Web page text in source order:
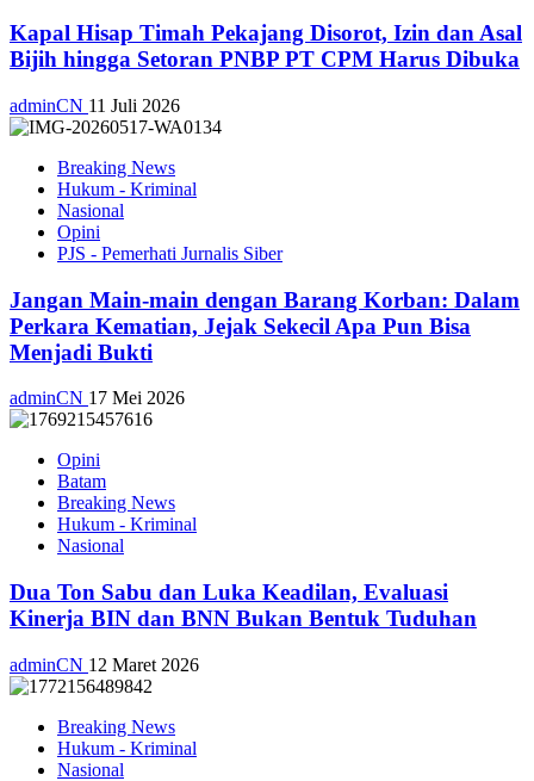
Kapal Hisap Timah Pekajang Disorot, Izin dan Asal
Bijih hingga Setoran PNBP PT CPM Harus Dibuka
adminCN 11 Juli 2026
Breaking News
Hukum - Kriminal
Nasional
Opini
PJS - Pemerhati Jurnalis Siber
Jangan Main-main dengan Barang Korban: Dalam
Perkara Kematian, Jejak Sekecil Apa Pun Bisa
Menjadi Bukti
adminCN 17 Mei 2026
Opini
Batam
Breaking News
Hukum - Kriminal
Nasional
Dua Ton Sabu dan Luka Keadilan, Evaluasi
Kinerja BIN dan BNN Bukan Bentuk Tuduhan
adminCN 12 Maret 2026
Breaking News
Hukum - Kriminal
Nasional